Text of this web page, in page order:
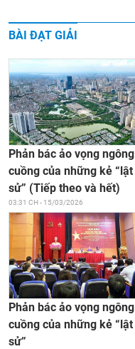
BÀI ĐẠT GIẢI
Phản bác ảo vọng ngông
cuồng của những kẻ “lật
sử” (Tiếp theo và hết)
03:31 CH - 15/03/2026
Phản bác ảo vọng ngông
cuồng của những kẻ “lật
sử”